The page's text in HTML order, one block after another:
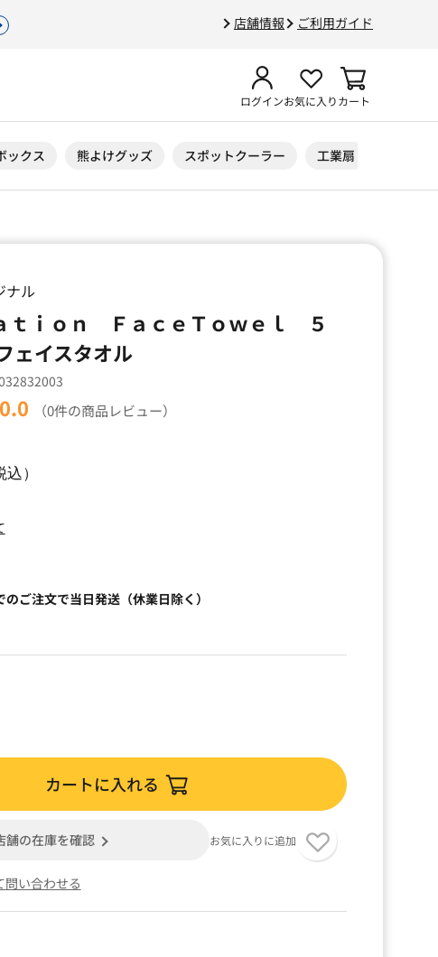
店舗情報 ご利用ガイド
ログインお気に入りカート
ックス 熊よけグッズ スポットクーラー 工業扇
ナル
ｔｉｏｎ ＦａｃｅＴｏｗｅｌ ５
イスタオル
（0件の商品レビュー）
）
ご注文で当日発送（休業日除く）
カートに入れる
舗の在庫を確認 お気に入りに追加
問い合わせる